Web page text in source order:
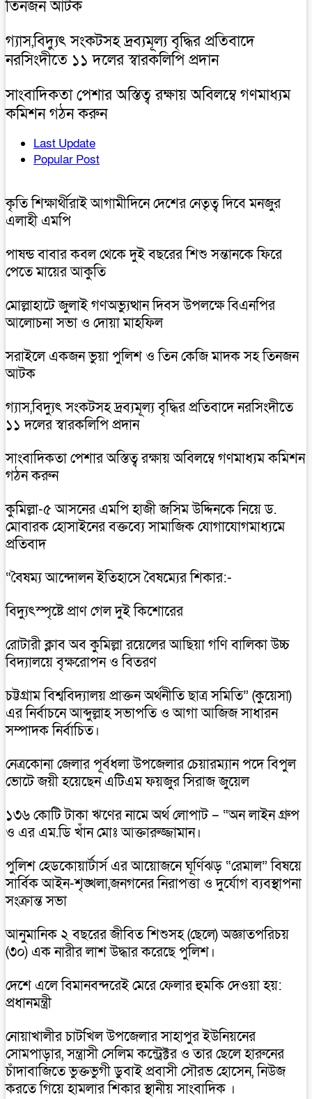
তিনজন আটক
গ্যাস,বিদ্যুৎ সংকটসহ দ্রব্যমূল্য বৃদ্ধির প্রতিবাদে
নরসিংদীতে ১১ দলের স্বারকলিপি প্রদান
সাংবাদিকতা পেশার অস্তিত্ব রক্ষায় অবিলম্বে গণমাধ্যম
কমিশন গঠন করুন
Last Update
Popular Post
কৃতি শিক্ষার্থীরাই আগামীদিনে দেশের নেতৃত্ব দিবে মনজুর
এলাহী এমপি
পাষন্ড বাবার কবল থেকে দুই বছরের শিশু সন্তানকে ফিরে
পেতে মায়ের আকুতি
মোল্লাহাটে জুলাই গণঅভ্যুত্থান দিবস উপলক্ষে বিএনপির
আলোচনা সভা ও দোয়া মাহফিল
সরাইলে একজন ভুয়া পুলিশ ও তিন কেজি মাদক সহ তিনজন
আটক
গ্যাস,বিদ্যুৎ সংকটসহ দ্রব্যমূল্য বৃদ্ধির প্রতিবাদে নরসিংদীতে
১১ দলের স্বারকলিপি প্রদান
সাংবাদিকতা পেশার অস্তিত্ব রক্ষায় অবিলম্বে গণমাধ্যম কমিশন
গঠন করুন
কুমিল্লা-৫ আসনের এমপি হাজী জসিম উদ্দিনকে নিয়ে ড.
মোবারক হোসাইনের বক্তব্যে সামাজিক যোগাযোগমাধ্যমে
প্রতিবাদ
“বৈষম্য আন্দোলন ইতিহাসে বৈষম্যের শিকার:-
বিদ্যুৎস্পৃষ্টে প্রাণ গেল দুই কিশোরের
রোটারী ক্লাব অব কুমিল্লা রয়েলের আছিয়া গণি বালিকা উচ্চ
বিদ্যালয়ে বৃক্ষরোপন ও বিতরণ
চট্টগ্রাম বিশ্ববিদ্যালয় প্রাক্তন অর্থনীতি ছাত্র সমিতি” (কুয়েসা)
এর নির্বাচনে আব্দুল্লাহ সভাপতি ও আগা আজিজ সাধারন
সম্পাদক নির্বাচিত।
নেত্রকোনা জেলার পূর্বধলা উপজেলার চেয়ারম্যান পদে বিপুল
ভোটে জয়ী হয়েছেন এটিএম ফয়জুর সিরাজ জুয়েল
১৩৬ কোটি টাকা ঋণের নামে অর্থ লোপাট – “অন লাইন গ্রুপ
ও এর এম.ডি খাঁন মোঃ আক্তারুজ্জামান।
পুলিশ হেডকোয়ার্টার্স এর আয়োজনে ঘূর্ণিঝড় “রেমাল” বিষয়ে
সার্বিক আইন-শৃঙ্খলা,জনগনের নিরাপত্তা ও দুর্যোগ ব্যবস্থাপনা
সংক্রান্ত সভা
আনুমানিক ২ বছরের জীবিত শিশুসহ (ছেলে) অজ্ঞাতপরিচয়
(৩০) এক নারীর লাশ উদ্ধার করেছে পুলিশ।
দেশে এলে বিমানবন্দরেই মেরে ফেলার হুমকি দেওয়া হয়:
প্রধানমন্ত্রী
নোয়াখালীর চাটখিল উপজেলার সাহাপুর ইউনিয়নের
সোমপাড়ার, সন্ত্রাসী সেলিম কন্ট্রেক্টর ও তার ছেলে হারুনের
চাঁদাবাজিতে ভুক্তভুগী ডুবাই প্রবাসী সৌরভ হোসেন, নিউজ
করতে গিয়ে হামলার শিকার স্থানীয় সাংবাদিক ।